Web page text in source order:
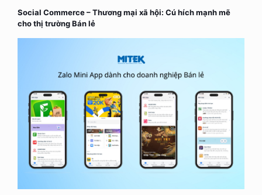
Social Commerce – Thương mại xã hội: Cú hích mạnh mẽ
cho thị trường Bán lẻ